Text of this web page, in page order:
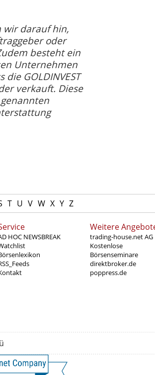
wir darauf hin,
oder
besteht ein
Unternehmen
GOLDINVEST
verkauft. Diese
T U V W X Y Z
HOC NEWSBREAK
Weitere
trading-house.net AG
Kostenlose
Börsenseminare
direktbroker.de
poppress.de